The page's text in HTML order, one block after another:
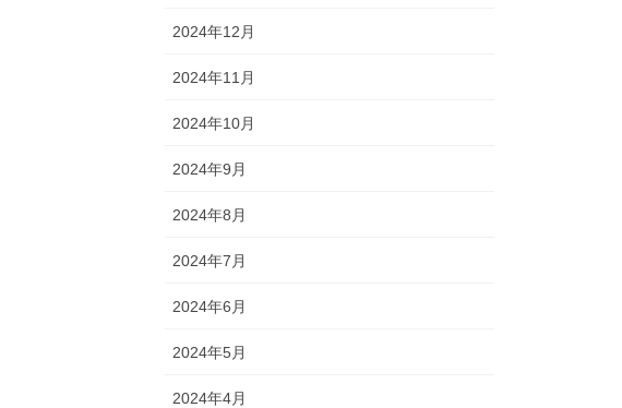
2024年12月
2024年11月
2024年10月
2024年9月
2024年8月
2024年7月
2024年6月
2024年5月
2024年4月